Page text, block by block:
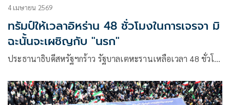
4 เมษายน 2569
ทรัมป์ให้เวลาอิหร่าน 48 ชั่วโมงในการเจรจา มิ
ฉะนั้นจะเผชิญกับ "นรก"
ประธานาธิบดีสหรัฐฯกร้าว รัฐบาลเตหะรานเหลือเวลา 48 ชั่วโ…